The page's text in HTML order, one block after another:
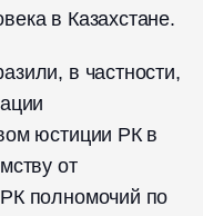
в Казахстане.
в частности,
юстиции РК в
от
полномочий по